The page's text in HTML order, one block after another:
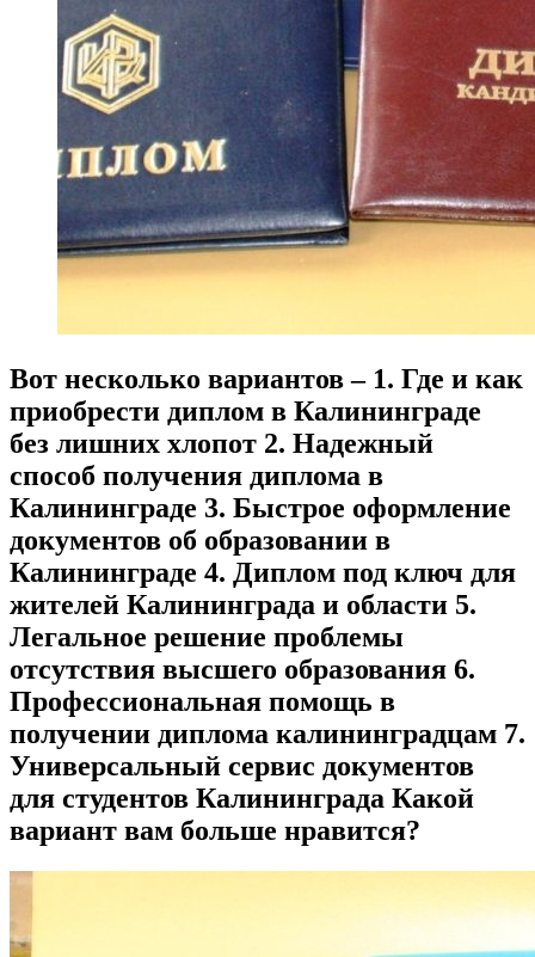
Вот несколько вариантов – 1. Где и как
приобрести диплом в Калининграде
без лишних хлопот 2. Надежный
способ получения диплома в
Калининграде 3. Быстрое оформление
документов об образовании в
Калининграде 4. Диплом под ключ для
жителей Калининграда и области 5.
Легальное решение проблемы
отсутствия высшего образования 6.
Профессиональная помощь в
получении диплома калининградцам 7.
Универсальный сервис документов
для студентов Калининграда Какой
вариант вам больше нравится?